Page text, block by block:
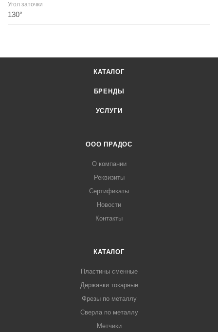
Угол заточки
130°
КАТАЛОГ
БРЕНДЫ
УСЛУГИ
ООО ПРАДОС
О компании
Реквизиты
Сертификаты
Новости
Контакты
КАТАЛОГ
Пластины сменные
Державки токарные
Фрезы по металлу
Сверла по металлу
Метчики